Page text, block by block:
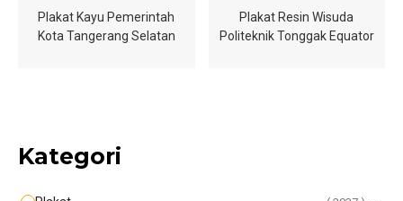
Plakat Kayu Pemerintah
Kota Tangerang Selatan
Plakat Resin Wisuda
Politeknik Tonggak Equator
Kategori